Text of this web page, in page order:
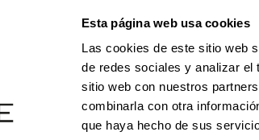
Esta página web usa cookies
Las cookies de este sitio web
de redes sociales y analizar el
sitio web con nuestros
combinarla con otra
que haya hecho de sus